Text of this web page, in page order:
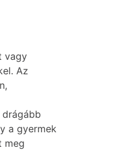
vagy
Az
a gyermek
meg